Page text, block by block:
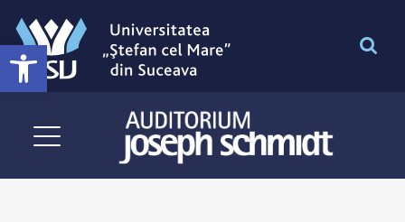
Deschide bara de unelte